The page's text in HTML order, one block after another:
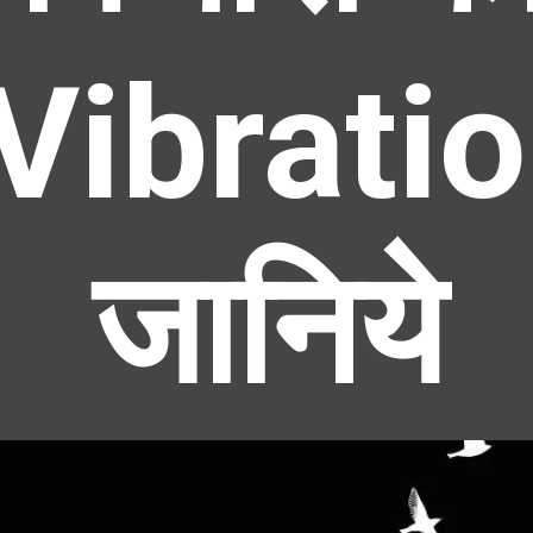
जानिये